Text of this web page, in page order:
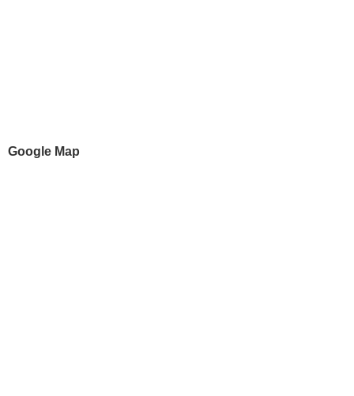
Google Map